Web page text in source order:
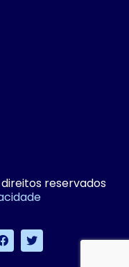
reservados